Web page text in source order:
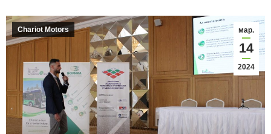
мар.
14
2024
Chariot Motors